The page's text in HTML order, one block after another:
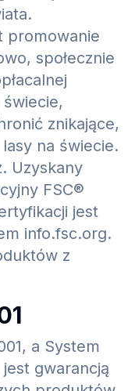
promowanie
społecznie
znikające,
na świecie.
Uzyskany
FSC®
jest
info.fsc.org.
z
a System
gwarancją